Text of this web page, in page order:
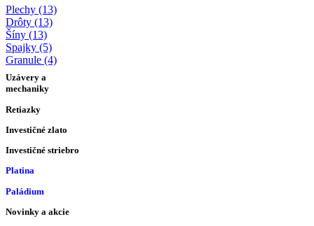
Plechy (13)
Drôty (13)
Šíny (13)
Spajky (5)
Granule (4)
Uzávery a
mechaniky
Retiazky
Investičné zlato
Investičné striebro
Platina
Paládium
Novinky a akcie